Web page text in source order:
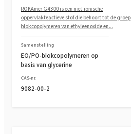
ROKAmer G4300 is een niet-ionische
oppervlakteactieve stof die behoort tot de groep
blokcopolymeren van ethyleenoxide en...
Samenstelling
EO/PO-blokcopolymeren op
basis van glycerine
CAS-nr.
9082-00-2